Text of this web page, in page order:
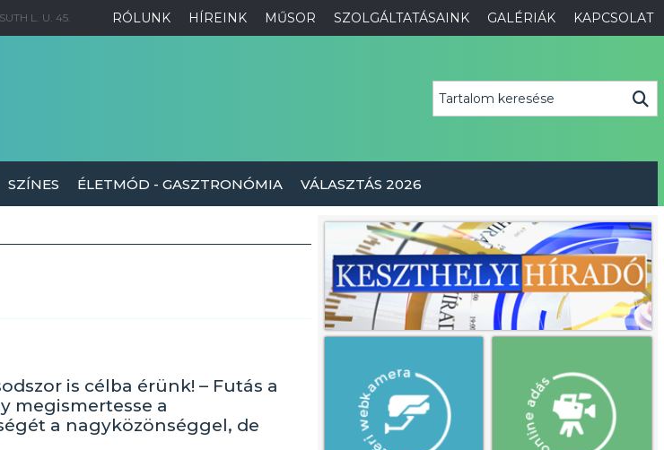
RÓLUNK HÍREINK MŰSOR SZOLGÁLTATÁSAINK GALÉRIÁK KAPCSOLAT
L. U. 45.
SZÍNES ÉLETMÓD - GASZTRONÓMIA VÁLASZTÁS 2026
is célba érünk! – Futás a
megismertesse a
a nagyközönséggel, de